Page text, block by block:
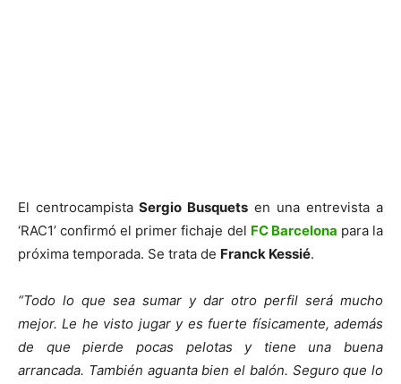
El centrocampista Sergio Busquets en una entrevista a
‘RAC1’ confirmó el primer fichaje del FC Barcelona para la
próxima temporada. Se trata de Franck Kessié.
“Todo lo que sea sumar y dar otro perfil será mucho
mejor. Le he visto jugar y es fuerte físicamente, además
de que pierde pocas pelotas y tiene una buena
arrancada. También aguanta bien el balón. Seguro que lo